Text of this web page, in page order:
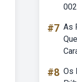
#7 As
#8 Os